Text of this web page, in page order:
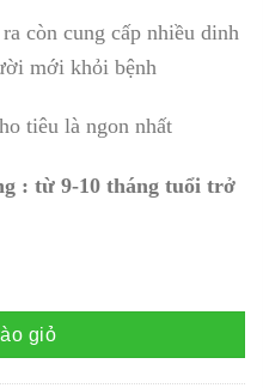
còn cung cấp nhiều dinh
mới khỏi bệnh
tiêu là ngon nhất
: từ 9-10 tháng tuổi trở
giỏ